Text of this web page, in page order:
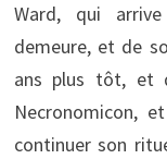
Ward, qui
demeure, et de
ans plus tôt, et
Necronomicon,
continuer son